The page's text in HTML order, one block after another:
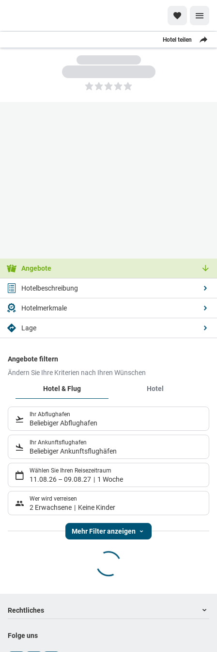
Hotel teilen
5
Angebote
Hotelbeschreibung
Hotelmerkmale
Lage
Angebote filtern
Ändern Sie Ihre Kriterien nach Ihren Wünschen
Hotel & Flug
Hotel
Ihr Abflughafen
Beliebiger Abflughafen
Ihr Ankunftsflughafen
Beliebiger Ankunftsflughäfen
Wählen Sie Ihren Reisezeitraum
11.08.26 – 09.08.27 1 Woche
Wer wird verreisen
2 Erwachsene Keine Kinder
Mehr Filter anzeigen
Footer navigation
Rechtliches
Folge uns